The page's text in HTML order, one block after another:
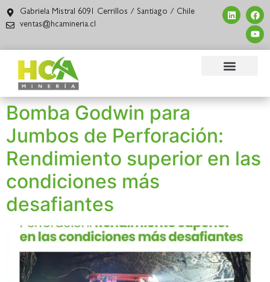
Gabriela Mistral 6091 Cerrillos / Santiago / Chile
ventas@hcamineria.cl
Bomba Godwin para
Jumbos de Perforación:
Rendimiento superior en las
condiciones más
desafiantes